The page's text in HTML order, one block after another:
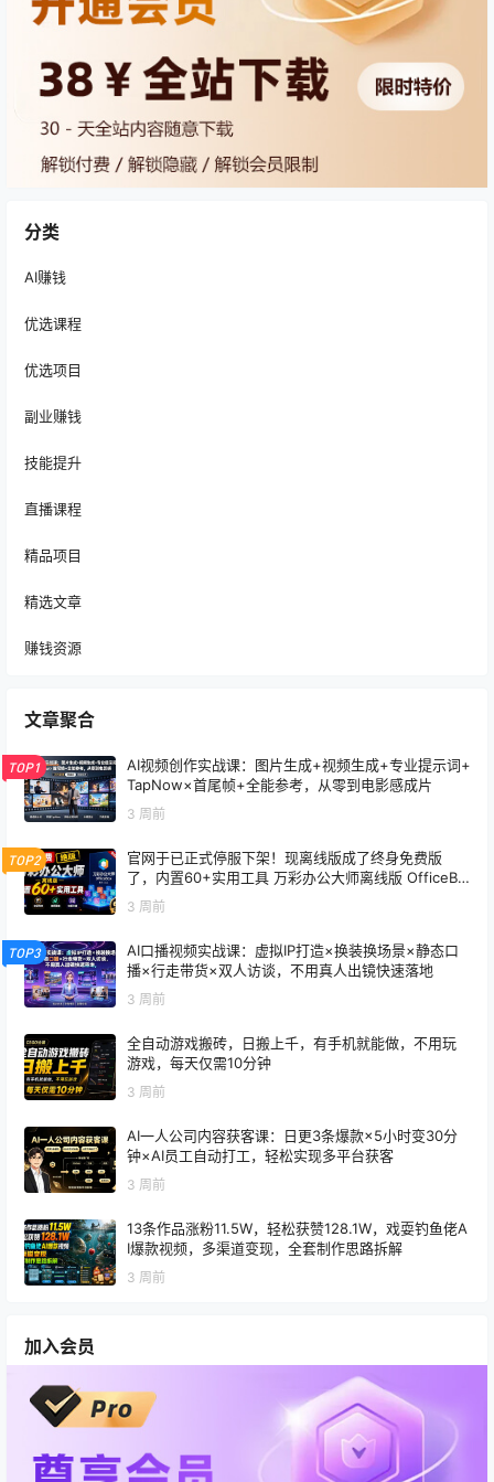
分类
AI赚钱
优选课程
优选项目
副业赚钱
技能提升
直播课程
精品项目
精选文章
赚钱资源
文章聚合
TOP1
AI视频创作实战课：图片生成+视频生成+专业提示词+
TapNow×首尾帧+全能参考，从零到电影感成片
3 周前
TOP2
官网于已正式停服下架！现离线版成了终身免费版
了，内置60+实用工具 万彩办公大师离线版 OfficeBo
3 周前
TOP3
AI口播视频实战课：虚拟IP打造×换装换场景×静态口
播×行走带货×双人访谈，不用真人出镜快速落地
3 周前
全自动游戏搬砖，日搬上千，有手机就能做，不用玩
游戏，每天仅需10分钟
3 周前
AI一人公司内容获客课：日更3条爆款×5小时变30分
钟×AI员工自动打工，轻松实现多平台获客
3 周前
13条作品涨粉11.5W，轻松获赞128.1W，戏耍钓鱼佬A
I爆款视频，多渠道变现，全套制作思路拆解
3 周前
加入会员